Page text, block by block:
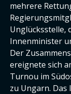
mehrere
Unglücksstelle,
Innenminister
Der
ereignete sich
Turnou im
zu Ungarn.